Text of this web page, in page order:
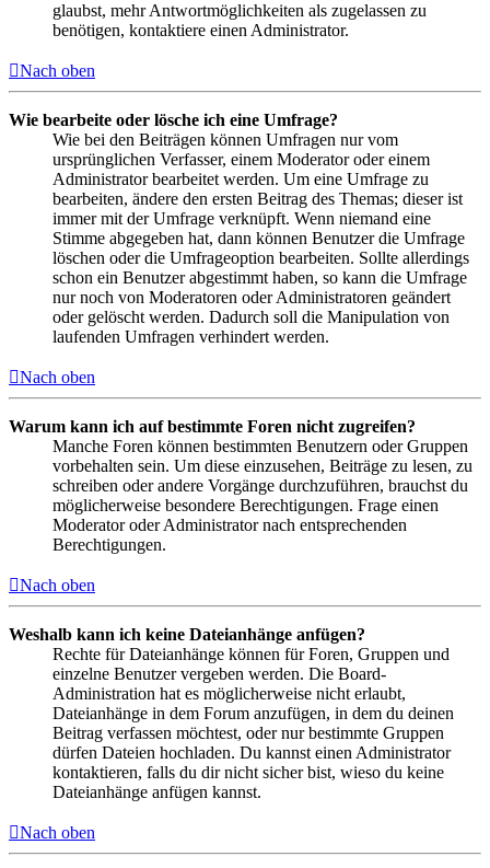
glaubst, mehr Antwortmöglichkeiten als zugelassen zu
benötigen, kontaktiere einen Administrator.
Nach oben
Wie bearbeite oder lösche ich eine Umfrage?
Wie bei den Beiträgen können Umfragen nur vom
ursprünglichen Verfasser, einem Moderator oder einem
Administrator bearbeitet werden. Um eine Umfrage zu
bearbeiten, ändere den ersten Beitrag des Themas; dieser ist
immer mit der Umfrage verknüpft. Wenn niemand eine
Stimme abgegeben hat, dann können Benutzer die Umfrage
löschen oder die Umfrageoption bearbeiten. Sollte allerdings
schon ein Benutzer abgestimmt haben, so kann die Umfrage
nur noch von Moderatoren oder Administratoren geändert
oder gelöscht werden. Dadurch soll die Manipulation von
laufenden Umfragen verhindert werden.
Nach oben
Warum kann ich auf bestimmte Foren nicht zugreifen?
Manche Foren können bestimmten Benutzern oder Gruppen
vorbehalten sein. Um diese einzusehen, Beiträge zu lesen, zu
schreiben oder andere Vorgänge durchzuführen, brauchst du
möglicherweise besondere Berechtigungen. Frage einen
Moderator oder Administrator nach entsprechenden
Berechtigungen.
Nach oben
Weshalb kann ich keine Dateianhänge anfügen?
Rechte für Dateianhänge können für Foren, Gruppen und
einzelne Benutzer vergeben werden. Die Board-
Administration hat es möglicherweise nicht erlaubt,
Dateianhänge in dem Forum anzufügen, in dem du deinen
Beitrag verfassen möchtest, oder nur bestimmte Gruppen
dürfen Dateien hochladen. Du kannst einen Administrator
kontaktieren, falls du dir nicht sicher bist, wieso du keine
Dateianhänge anfügen kannst.
Nach oben